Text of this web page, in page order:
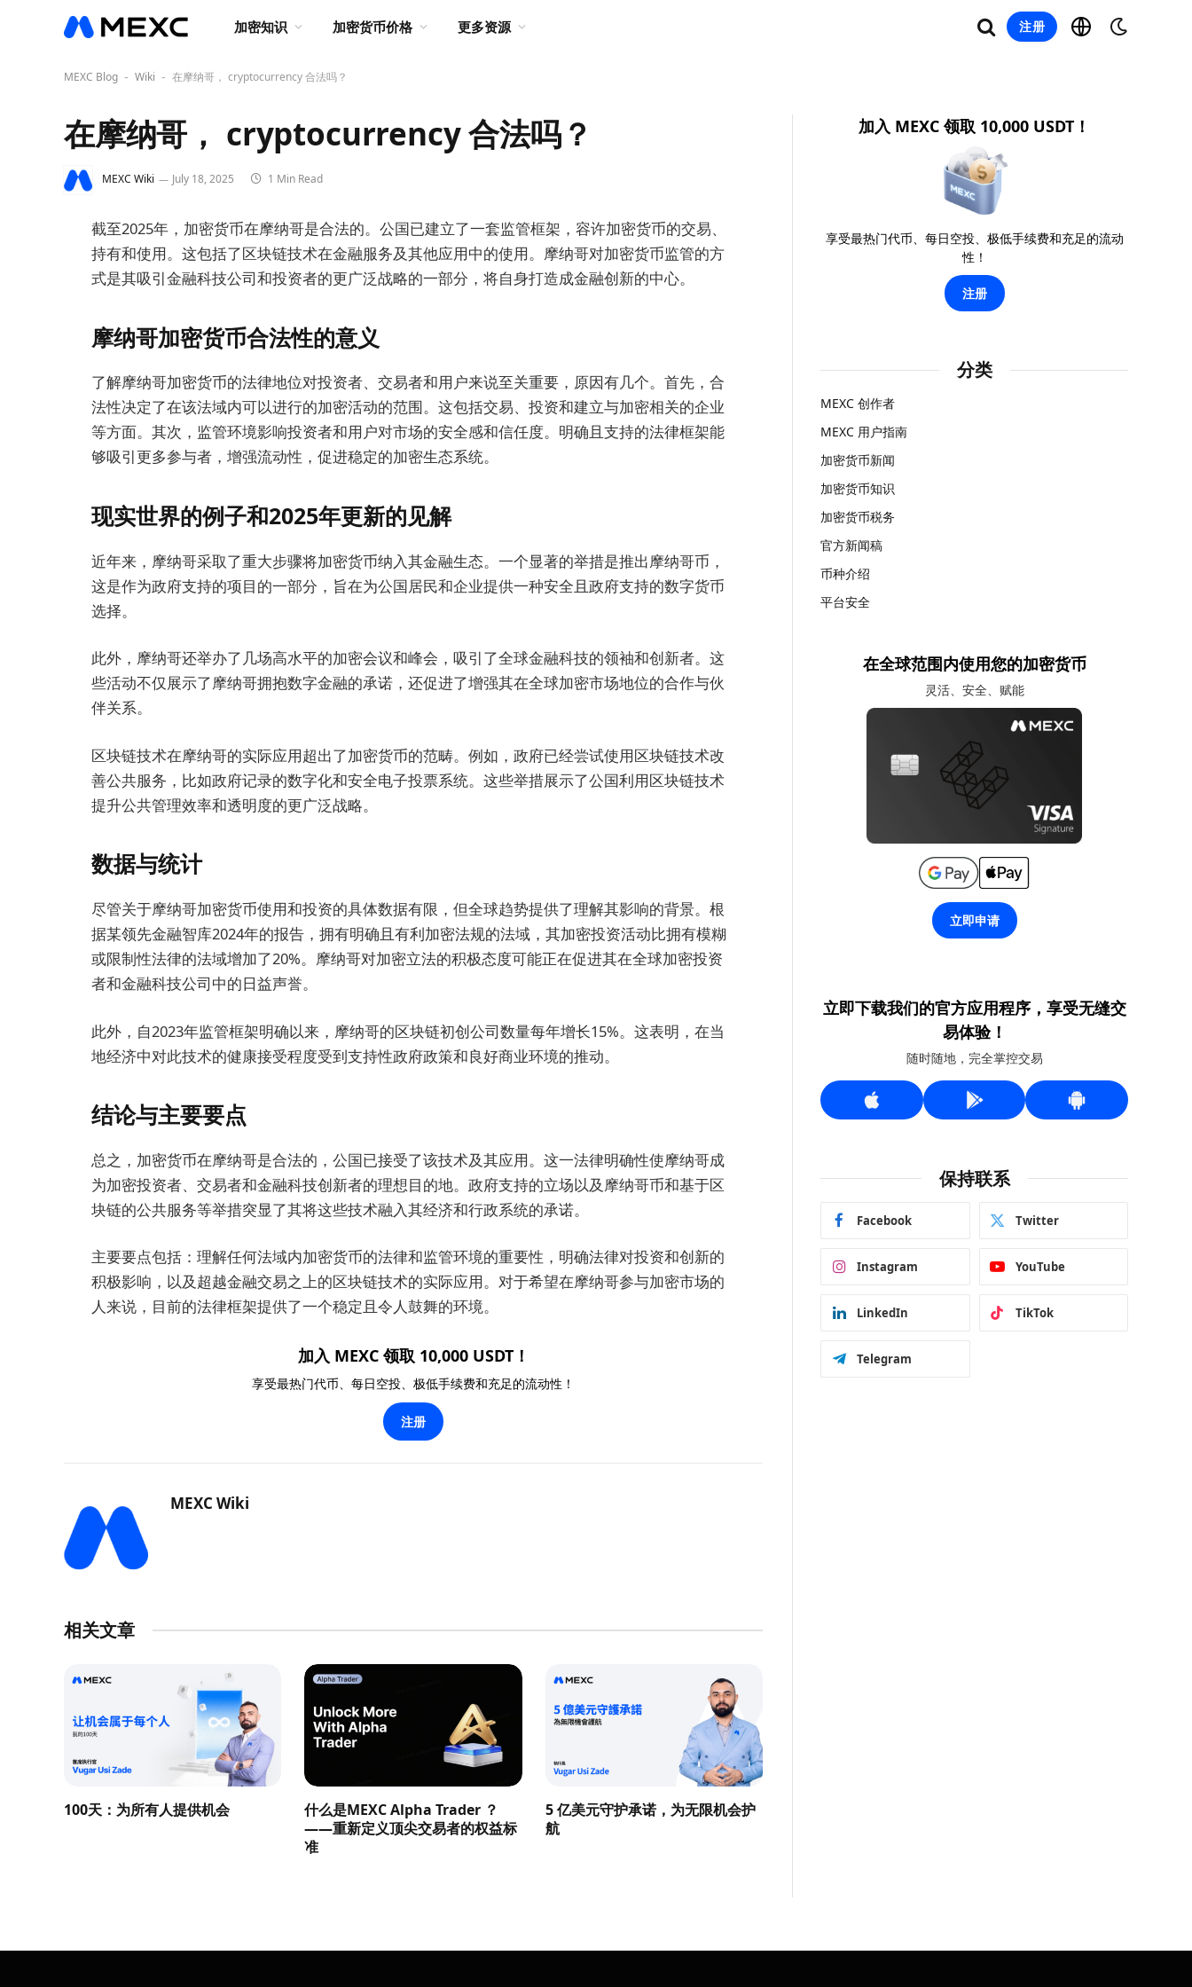
加密知识 加密货币价格 更多资源 注册
MEXC Blog - Wiki - 在摩纳哥， cryptocurrency 合法吗？
在摩纳哥， cryptocurrency 合法吗？
MEXC Wiki July 18, 2025 1 Min Read
截至2025年，加密货币在摩纳哥是合法的。公国已建立了一套监管框架，容许加密货币的交易、
持有和使用。这包括了区块链技术在金融服务及其他应用中的使用。摩纳哥对加密货币监管的方
式是其吸引金融科技公司和投资者的更广泛战略的一部分，将自身打造成金融创新的中心。
摩纳哥加密货币合法性的意义
了解摩纳哥加密货币的法律地位对投资者、交易者和用户来说至关重要，原因有几个。首先，合
法性决定了在该法域内可以进行的加密活动的范围。这包括交易、投资和建立与加密相关的企业
等方面。其次，监管环境影响投资者和用户对市场的安全感和信任度。明确且支持的法律框架能
够吸引更多参与者，增强流动性，促进稳定的加密生态系统。
现实世界的例子和2025年更新的见解
近年来，摩纳哥采取了重大步骤将加密货币纳入其金融生态。一个显著的举措是推出摩纳哥币，
这是作为政府支持的项目的一部分，旨在为公国居民和企业提供一种安全且政府支持的数字货币
选择。
此外，摩纳哥还举办了几场高水平的加密会议和峰会，吸引了全球金融科技的领袖和创新者。这
些活动不仅展示了摩纳哥拥抱数字金融的承诺，还促进了增强其在全球加密市场地位的合作与伙
伴关系。
区块链技术在摩纳哥的实际应用超出了加密货币的范畴。例如，政府已经尝试使用区块链技术改
善公共服务，比如政府记录的数字化和安全电子投票系统。这些举措展示了公国利用区块链技术
提升公共管理效率和透明度的更广泛战略。
数据与统计
尽管关于摩纳哥加密货币使用和投资的具体数据有限，但全球趋势提供了理解其影响的背景。根
据某领先金融智库2024年的报告，拥有明确且有利加密法规的法域，其加密投资活动比拥有模糊
或限制性法律的法域增加了20%。摩纳哥对加密立法的积极态度可能正在促进其在全球加密投资
者和金融科技公司中的日益声誉。
此外，自2023年监管框架明确以来，摩纳哥的区块链初创公司数量每年增长15%。这表明，在当
地经济中对此技术的健康接受程度受到支持性政府政策和良好商业环境的推动。
结论与主要要点
总之，加密货币在摩纳哥是合法的，公国已接受了该技术及其应用。这一法律明确性使摩纳哥成
为加密投资者、交易者和金融科技创新者的理想目的地。政府支持的立场以及摩纳哥币和基于区
块链的公共服务等举措突显了其将这些技术融入其经济和行政系统的承诺。
主要要点包括：理解任何法域内加密货币的法律和监管环境的重要性，明确法律对投资和创新的
积极影响，以及超越金融交易之上的区块链技术的实际应用。对于希望在摩纳哥参与加密市场的
人来说，目前的法律框架提供了一个稳定且令人鼓舞的环境。
加入 MEXC 领取 10,000 USDT！
享受最热门代币、每日空投、极低手续费和充足的流动性！
注册
MEXC Wiki
相关文章
100天：为所有人提供机会
什么是MEXC Alpha Trader ？
——重新定义顶尖交易者的权益标
准
5 亿美元守护承诺，为无限机会护
航
加入 MEXC 领取 10,000 USDT！
享受最热门代币、每日空投、极低手续费和充足的流动
性！
注册
分类
MEXC 创作者
MEXC 用户指南
加密货币新闻
加密货币知识
加密货币税务
官方新闻稿
币种介绍
平台安全
在全球范围内使用您的加密货币
灵活、安全、赋能
立即申请
立即下载我们的官方应用程序，享受无缝交
易体验！
随时随地，完全掌控交易
保持联系
Facebook Twitter
Instagram YouTube
LinkedIn TikTok
Telegram